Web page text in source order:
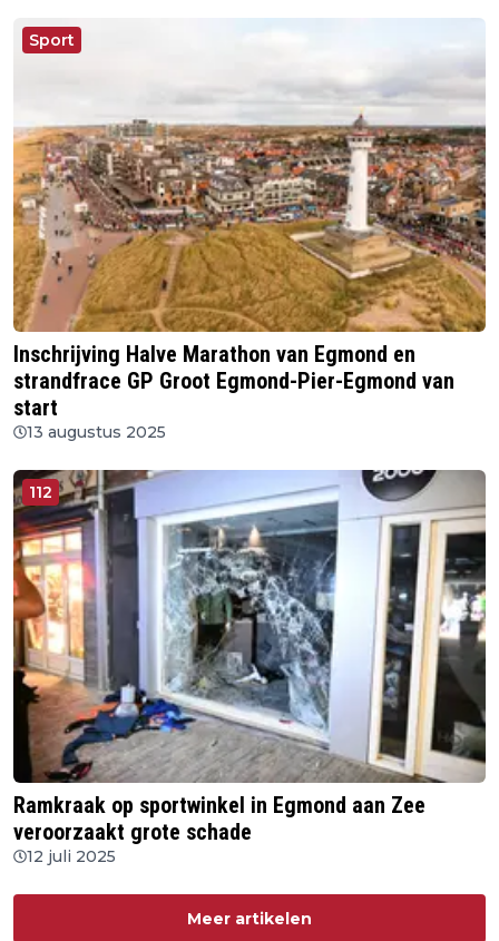
Sport
Inschrijving Halve Marathon van Egmond en
strandfrace GP Groot Egmond-Pier-Egmond van
start
13 augustus 2025
112
Ramkraak op sportwinkel in Egmond aan Zee
veroorzaakt grote schade
12 juli 2025
Meer artikelen